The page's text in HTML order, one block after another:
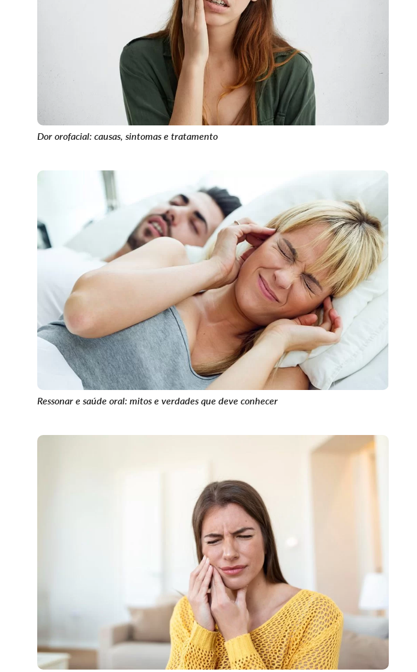
Dor orofacial: causas, sintomas e tratamento
Ressonar e saúde oral: mitos e verdades que deve conhecer